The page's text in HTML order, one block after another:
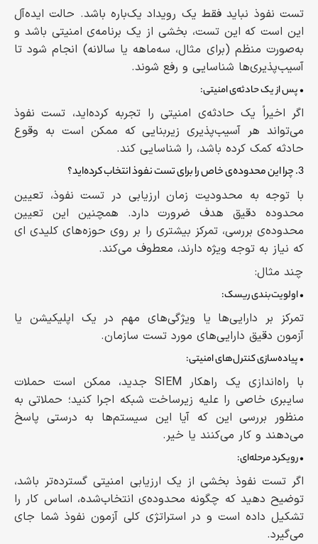
تست نفوذ نباید فقط یک رویداد یک‌باره باشد. حالت ایده‌آل
این است که این تست، بخشی از یک برنامه‌ی امنیتی باشد و
به‌صورت منظم (برای مثال، سه‌ماهه یا سالانه) انجام شود تا
آسیب‌پذیری‌ها شناسایی و رفع شوند.
• پس از یک حادثه‌ی امنیتی:
اگر اخیراً یک حادثه‌ی امنیتی را تجربه کرده‌اید، تست نفوذ
می‌تواند هر آسیب‌پذیری زیربنایی‌ که ممکن است به وقوع
حادثه کمک کرده باشد، را شناسایی کند.
3. چرا این محدوده‌ی خاص را برای تست نفوذ انتخاب کرده‌اید؟
با توجه به محدودیت زمان ارزیابی در تست نفوذ، تعیین
محدوده دقیق هدف ضرورت دارد. همچنین این تعیین
محدوده‌ی بررسی، تمرکز بیشتری را بر روی حوزه‌های کلیدی ای
که نیاز به توجه ویژه دارند، معطوف می‌کند.
چند مثال:
• اولویت‌بندی ریسک:
تمرکز بر دارایی‌ها یا ویژگی‌های مهم در یک اپلیکیشن یا
آزمون دقیق دارایی‌های مورد تست سازمان.
• پیاده‌سازی کنترل‌های امنیتی:
با راه‌اندازی یک راهکار SIEM جدید، ممکن است حملات
سایبری خاصی را علیه زیرساخت شبکه اجرا کنید؛ حملاتی به
منظور بررسی این که آیا این سیستم‌ها به درستی پاسخ
می‌دهند و کار می‌کنند یا خیر.
• رویکرد مرحله‌ای:
اگر تست نفوذ بخشی از یک ارزیابی امنیتی گسترده‌تر باشد،
توضیح دهید که چگونه محدوده‌ی انتخاب‌شده، اساس کار را
تشکیل داده است و در استراتژی کلی آزمون نفوذ شما جای
می‌گیرد.